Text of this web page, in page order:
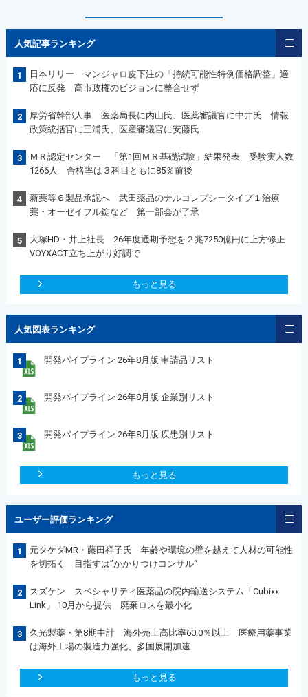
人気記事ランキング
1
日本リリー マンジャロ皮下注の「持続可能性特例価格調整」適
応に反発 高市政権のビジョンに整合せず
2
厚労省幹部人事 医薬局長に内山氏、医薬審議官に中井氏 情報
政策統括官に三浦氏、医産審議官に安藤氏
3
ＭＲ認定センター 「第1回ＭＲ基礎試験」結果発表 受験実人数
1266人 合格率は３科目ともに85％前後
4
新薬等６製品承認へ 武田薬品のナルコレプシータイプ１治療
薬・オーゼイフル錠など 第一部会が了承
5
大塚HD・井上社長 26年度通期予想を２兆7250億円に上方修正
VOYXACT立ち上がり好調で
もっと見る
人気図表ランキング
1 開発パイプライン 26年8月版 申請品リスト
2 開発パイプライン 26年8月版 企業別リスト
3 開発パイプライン 26年8月版 疾患別リスト
もっと見る
ユーザー評価ランキング
1
元タケダMR・藤田祥子氏 年齢や環境の壁を越えて人材の可能性
を切拓く 目指すは”かかりつけコンサル“
2
スズケン スペシャリティ医薬品の院内輸送システム「Cubixx
Link」 10月から提供 廃棄ロスを最小化
3
久光製薬・第8期中計 海外売上高比率60.0％以上 医療用薬事業
は海外工場の製造力強化、多国展開加速
もっと見る